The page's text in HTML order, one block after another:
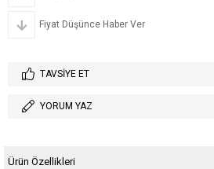
Fiyat Düşünce Haber Ver
TAVSIYE ET
YORUM YAZ
Ürün Özellikleri